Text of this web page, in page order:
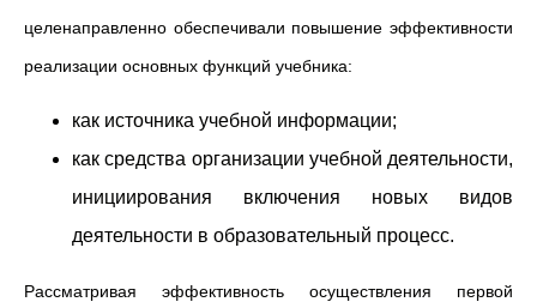
целенаправленно обеспечивали повышение эффективности
реализации основных функций учебника:
как источника учебной информации;
как средства организации учебной деятельности,
инициирования включения новых видов
деятельности в образовательный процесс.
Рассматривая эффективность осуществления первой